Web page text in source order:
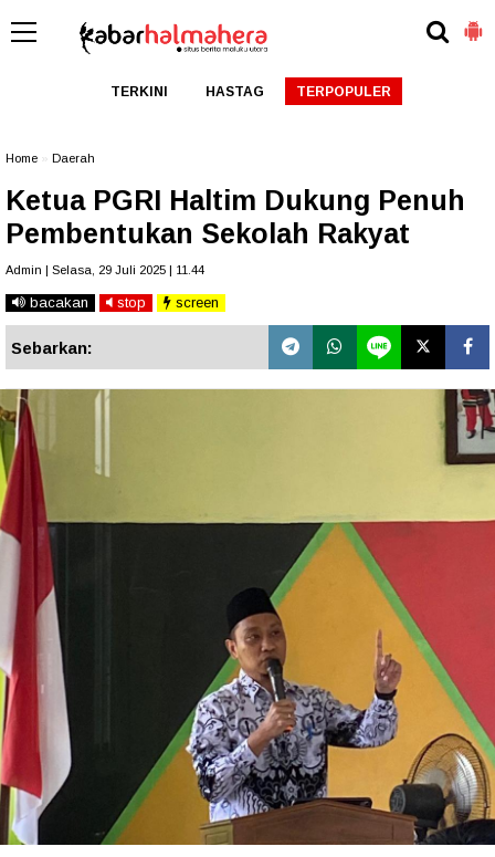
TERKINI HASTAG TERPOPULER
Home Daerah
Ketua PGRI Haltim Dukung Penuh
Pembentukan Sekolah Rakyat
Admin | Selasa, 29 Juli 2025 | 11.44
bacakan stop screen
Sebarkan: